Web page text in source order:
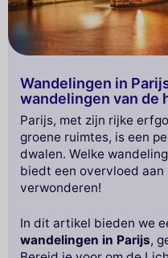
Wandelingen in
wandelingen van de
Parijs, met zijn rijke
groene ruimtes, is een
dwalen. Welke
biedt een overvloed
verwonderen!
In dit artikel bieden we
wandelingen in Parijs,